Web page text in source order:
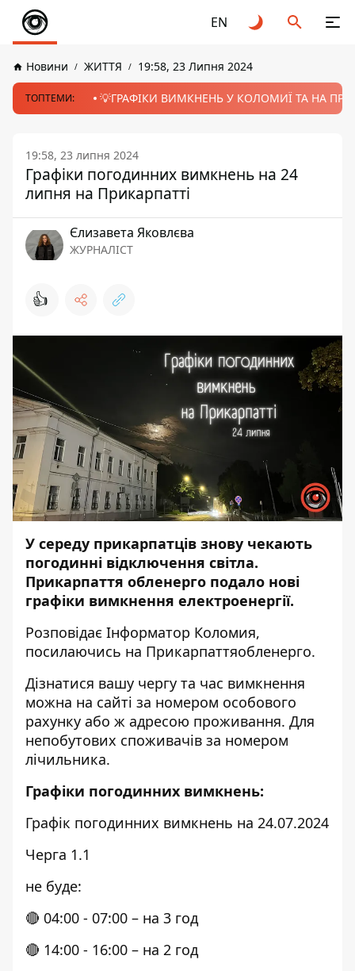
EN
Новини ЖИТТЯ 19:58, 23 Липня 2024
ТОПТЕМИ: 💡ГРАФІКИ ВИМКНЕНЬ У КОЛОМИЇ ТА НА
19:58, 23 липня 2024
Графіки погодинних вимкнень на 24
липня на Прикарпатті
Єлизавета Яковлєва
ЖУРНАЛІСТ
👍
У середу прикарпатців знову чекають
погодинні відключення світла.
Прикарпаття обленерго подало нові
графіки вимкнення електроенергії.
Розповідає Інформатор Коломия,
посилаючись на Прикарпаттяобленерго.
Дізнатися вашу чергу та час вимкнення
можна на сайті за номером особового
рахунку або ж адресою проживання. Для
непобутових споживачів за номером
лічильника.
Графіки погодинних вимкнень:
Графік погодинних вимкнень на 24.07.2024
Черга 1.1
не буде:
🔴 04:00 - 07:00 – на 3 год
🔴 14:00 - 16:00 – на 2 год